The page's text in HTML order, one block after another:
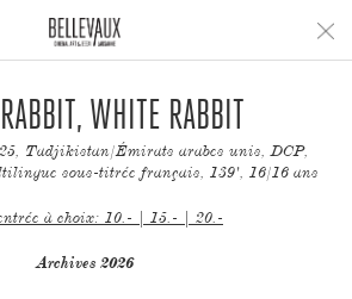
WHITE RABBIT
Tadjikistan/Émirats arabes unis, DCP,
sous-titrée français, 139', 16/16 ans
à choix: 10.- | 15.- | 20.-
Archives 2026